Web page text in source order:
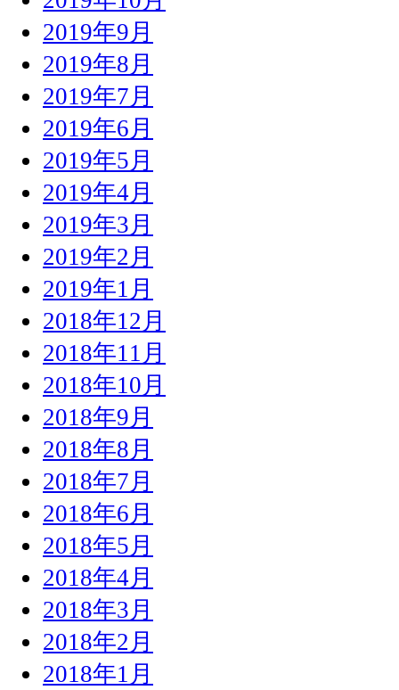
2019年9月
2019年8月
2019年7月
2019年6月
2019年5月
2019年4月
2019年3月
2019年2月
2019年1月
2018年12月
2018年11月
2018年10月
2018年9月
2018年8月
2018年7月
2018年6月
2018年5月
2018年4月
2018年3月
2018年2月
2018年1月